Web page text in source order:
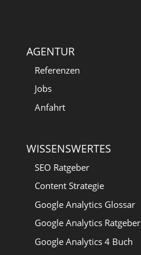
AGENTUR
Referenzen
Jobs
Anfahrt
WISSENSWERTES
SEO Ratgeber
Content Strategie
Google Analytics Glossar
Google Analytics Ratgeber
Google Analytics 4 Buch